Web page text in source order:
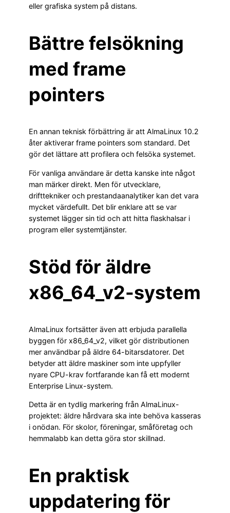
eller grafiska system på distans.
Bättre felsökning
med frame
pointers
En annan teknisk förbättring är att AlmaLinux 10.2
åter aktiverar frame pointers som standard. Det
gör det lättare att profilera och felsöka systemet.
För vanliga användare är detta kanske inte något
man märker direkt. Men för utvecklare,
drifttekniker och prestandaanalytiker kan det vara
mycket värdefullt. Det blir enklare att se var
systemet lägger sin tid och att hitta flaskhalsar i
program eller systemtjänster.
Stöd för äldre
x86_64_v2-system
AlmaLinux fortsätter även att erbjuda parallella
byggen för x86_64_v2, vilket gör distributionen
mer användbar på äldre 64-bitarsdatorer. Det
betyder att äldre maskiner som inte uppfyller
nyare CPU-krav fortfarande kan få ett modernt
Enterprise Linux-system.
Detta är en tydlig markering från AlmaLinux-
projektet: äldre hårdvara ska inte behöva kasseras
i onödan. För skolor, föreningar, småföretag och
hemmalabb kan detta göra stor skillnad.
En praktisk
uppdatering för